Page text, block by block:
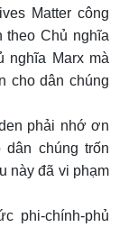
Matter công
theo Chủ nghĩa
nghĩa Marx mà
cho dân chúng
phải nhớ ơn
chúng trốn
này đã vi phạm
phi-chính-phủ